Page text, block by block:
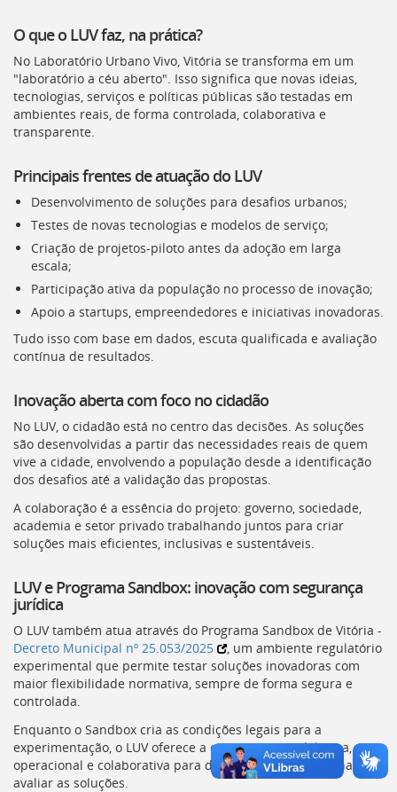
[]
Ir
para
o
conteúdo
desta
Ir
para
a
[]
Voltar
para
o
início
deste
menu
O que o LUVfaz, na prática?
No Laboratório Urbano Vivo, Vitória se transforma em um
"laboratório a céu aberto". Isso significa que novas ideias,
tecnologias, serviços e políticas públicas são testadas em
ambientes reais, de forma controlada, colaborativa e
transparente.
Principais frentes de atuação do LUV
Desenvolvimento de soluções para desafios urbanos;
Testes de novas tecnologias e modelos de serviço;
Criação de projetos-piloto antes da adoção em larga
escala;
Participação ativa da população no processo de inovação;
Apoio a startups, empreendedores e iniciativas inovadoras.
Tudo isso com base em dados, escuta qualificada e avaliação
contínua de resultados.
Inovação aberta com foco no cidadão
No LUV, o cidadão está no centro das decisões. As soluções
são desenvolvidas a partir das necessidades reais de quem
vive a cidade, envolvendo a população desde a identificação
dos desafios até a validação das propostas.
A colaboração é a essência do projeto: governo, sociedade,
academia e setor privado trabalhando juntos para criar
soluções mais eficientes, inclusivas e sustentáveis.
LUVe Programa Sandbox: inovação com segurança
jurídica
O LUVtambém atua através do Programa Sandbox de Vitória -
Decreto Municipal nº 25.053/2025
, um ambiente regulatório
experimental que permite testar soluções inovadoras com
maior flexibilidade normativa, sempre de forma segura e
controlada.
Enquanto o Sandbox cria as condições legais para a
experimentação, o LUV oferece a estrutura metodológica,
operacional e colaborativa para desenvolver, acompanhar e
avaliar as soluções.